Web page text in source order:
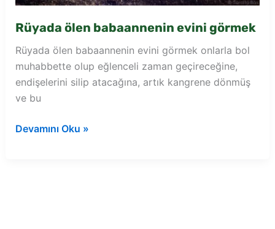
Rüyada ölen babaannenin evini görmek
Rüyada ölen babaannenin evini görmek onlarla bol
muhabbette olup eğlenceli zaman geçireceğine,
endişelerini silip atacağına, artık kangrene dönmüş
ve bu
Rüyada
Devamını Oku »